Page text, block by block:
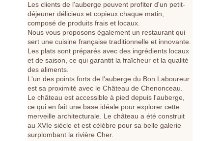
Les clients de l'auberge peuvent profiter d'un petit-
déjeuner délicieux et copieux chaque matin,
composé de produits frais et locaux.
Nous vous proposons également un restaurant qui
sert une cuisine française traditionnelle et innovante.
Les plats sont préparés avec des ingrédients locaux
et de saison, ce qui garantit la fraîcheur et la qualité
des aliments.
L'un des points forts de l'auberge du Bon Laboureur
est sa proximité avec le Château de Chenonceau.
Le château est accessible à pied depuis l'auberge,
ce qui en fait une base idéale pour explorer cette
merveille architecturale. Le château a été construit
au XVIe siècle et est célèbre pour sa belle galerie
surplombant la rivière Cher.
Nousécrire